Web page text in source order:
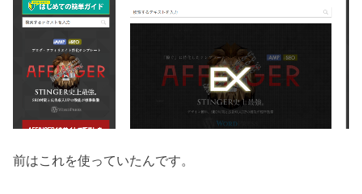
前はこれを使っていたんです。